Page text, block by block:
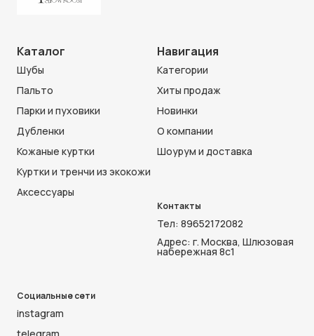
Каталог
Шубы
Пальто
Парки и пуховики
Дубленки
Кожаные куртки
Куртки и тренчи из экокожи
Аксессуары
Навигация
Категории
Хиты продаж
Новинки
О компании
Шоурум и доставка
Контакты
Тел: 89652172082
Адрес: г. Москва, Шлюзовая
набережная 8с1
Социальные сети
instagram